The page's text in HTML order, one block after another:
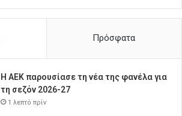
Πρόσφατα
Η ΑΕΚ παρουσίασε τη νέα της φανέλα για
τη σεζόν 2026-27
1 λεπτό πρίν